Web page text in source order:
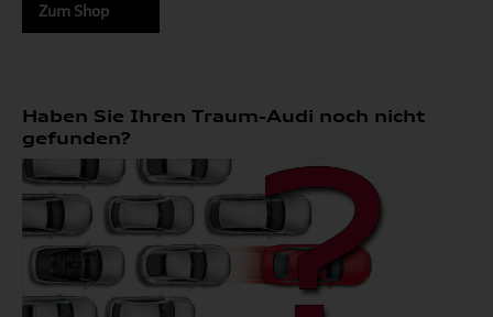
Zum Shop
Haben Sie Ihren Traum-Audi noch nicht
gefunden?